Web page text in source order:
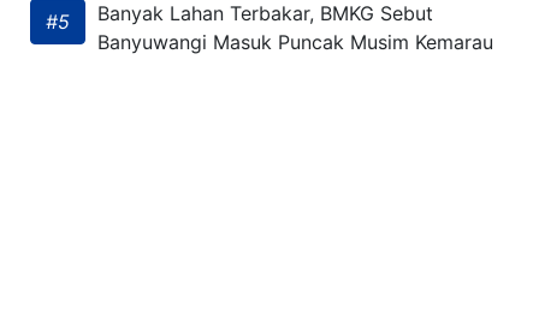
#5
Banyak Lahan Terbakar, BMKG Sebut
Banyuwangi Masuk Puncak Musim Kemarau